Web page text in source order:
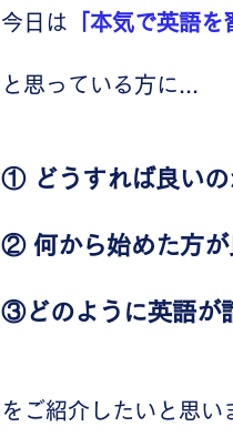
今日は 「本気で英語を
と思っている方に...
① どうすれば良いの
② 何から始めた方が
③どのように英語が
をご紹介したいと思い